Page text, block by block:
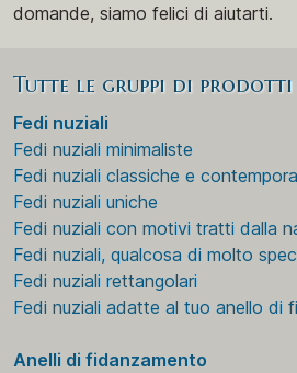
domande, siamo felici di aiutarti.
Tutte le gruppi di prodotti
Fedi nuziali
Fedi nuziali minimaliste
Fedi nuziali classiche e
Fedi nuziali uniche
Fedi nuziali con motivi tratti dalla
Fedi nuziali, qualcosa di molto
Fedi nuziali rettangolari
Fedi nuziali adatte al tuo anello di
Anelli di fidanzamento